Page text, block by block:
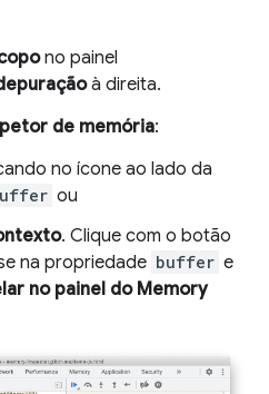
no painel
à direita.
de memória:
no ícone ao lado da
ou
. Clique com o botão
na propriedade buffer e
no painel do Memory